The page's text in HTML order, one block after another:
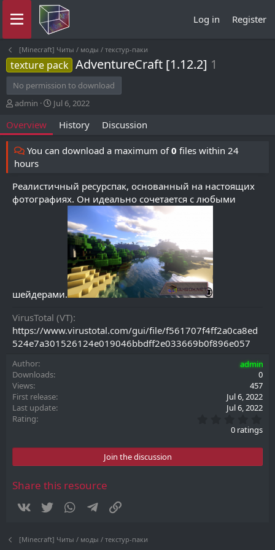
Log in Register
[Minecraft] Читы / моды / текстур-паки
texture pack AdventureCraft [1.12.2] 1
No permission to download
A
t
h
o
r
admin
C
t
d
a
Jul 6, 2022
Overview History Discussion
You can download a maximum of0 files within 24
hours
Реалистичный ресурспак, основанный на настоящих
фотографиях. Он идеально сочетается с любыми
шейдерами.
VirusTotal (VT)
https://www.virustotal.com/gui/file/f561707f4ff2a0ca8ed
524e7a301526124e019046bbdff2e033669b0f896e057
Author
admin
Downloads
0
Views
457
First release
Jul 6, 2022
Last update
Jul 6, 2022
Rating
.
0
t
0 ratings
Join the discussion
Share this resource
Vkontakte
Twitter WhatsAppTelegram
[Minecraft] Читы / моды / текстур-паки